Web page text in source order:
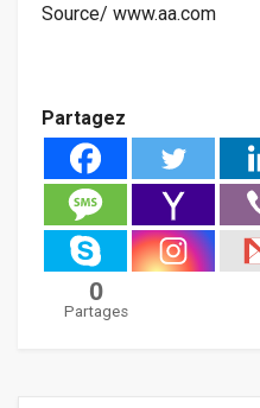
Source/ www.aa.com
Partagez
0
Partages